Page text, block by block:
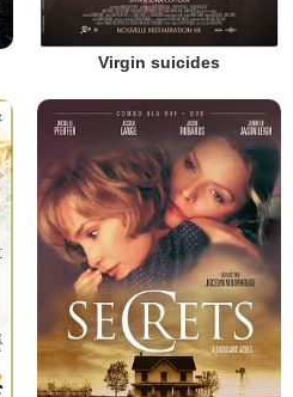
Virgin suicides